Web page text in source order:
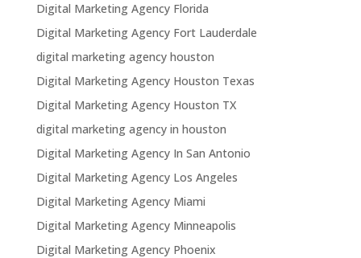
Digital Marketing Agency Florida
Digital Marketing Agency Fort Lauderdale
digital marketing agency houston
Digital Marketing Agency Houston Texas
Digital Marketing Agency Houston TX
digital marketing agency in houston
Digital Marketing Agency In San Antonio
Digital Marketing Agency Los Angeles
Digital Marketing Agency Miami
Digital Marketing Agency Minneapolis
Digital Marketing Agency Phoenix